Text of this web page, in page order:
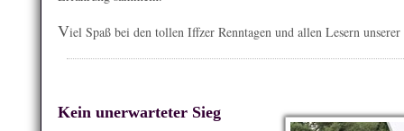
Viel Spaß bei den tollen Iffzer Renntagen und allen Lesern
Kein unerwarteter Sieg